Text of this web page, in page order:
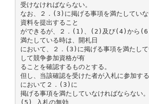
受けなければならない。
なお、２．(3)に掲げる事項を満たしてい
資料を提出すること
ができるが、２．(1)、(2)及び(4)から
満たしている時は、開札日
において、２．(3)に掲げる事項を満たして
して競争参加資格が有
ることを確認するものとする。
但し、当該確認を受けた者が入札に参加す
において２．(3)に
掲げる事項を満たしていなければならない。
(5) 入札の無効